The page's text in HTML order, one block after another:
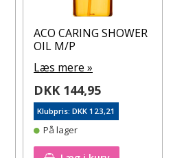
ACO CARING SHOWER
OIL M/P
Læs mere »
DKK 144,95
Klubpris: DKK 123,21
På lager